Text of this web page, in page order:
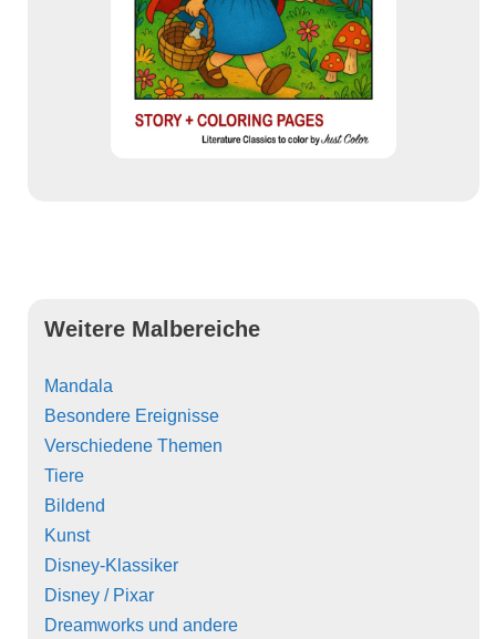
Weitere Malbereiche
Mandala
Besondere Ereignisse
Verschiedene Themen
Tiere
Bildend
Kunst
Disney-Klassiker
Disney / Pixar
Dreamworks und andere